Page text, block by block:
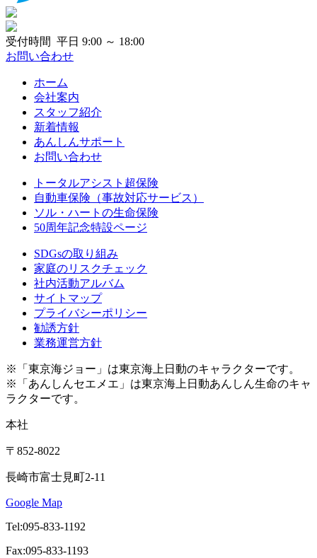
受付時間 平日 9:00 ～ 18:00
お問い合わせ
ホーム
会社案内
スタッフ紹介
新着情報
あんしんサポート
お問い合わせ
トータルアシスト超保険
自動車保険（事故対応サービス）
ソル・ハートの生命保険
50周年記念特設ページ
SDGsの取り組み
家庭のリスクチェック
社内活動アルバム
サイトマップ
プライバシーポリシー
勧誘方針
業務運営方針
※「東京海ジョー」は東京海上日動のキャラクターです。
※「あんしんセエメエ」は東京海上日動あんしん生命のキャ
ラクターです。
本社
〒852-8022
長崎市富士見町2-11
Google Map
Tel:095-833-1192
Fax:095-833-1193